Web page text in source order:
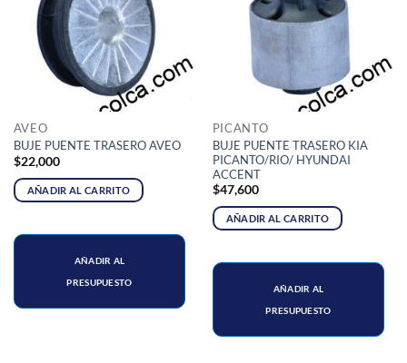
AVEO
BUJE PUENTE TRASERO AVEO
$22,000
AÑADIR AL CARRITO
AÑADIR AL
PRESUPUESTO
PICANTO
BUJE PUENTE TRASERO KIA
PICANTO/RIO/ HYUNDAI
ACCENT
$47,600
AÑADIR AL CARRITO
AÑADIR AL
PRESUPUESTO